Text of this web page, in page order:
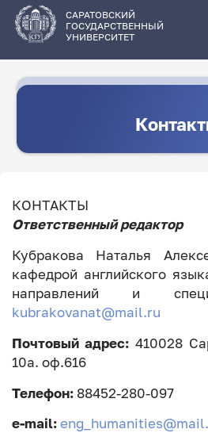
основному
содержанию
САРАТОВСКИЙ
ГОСУДАРСТВЕННЫЙ
УНИВЕРСИТЕТ
КОНТАКТЫ
Ответственный редактор
Кубракова Наталья
кафедрой английского
направлений и
kubrakovanat@mail.ru
Почтовый адрес: 410028
10а. оф.616
Телефон:88452-280-097
e-mail: